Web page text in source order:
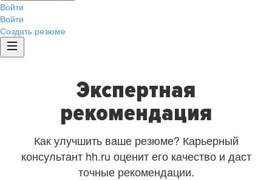
Войти
Войти
Создать резюме
Экспертная
рекомендация
Как улучшить ваше резюме? Карьерный
консультант hh.ru оценит его качество и даст
точные рекомендации.